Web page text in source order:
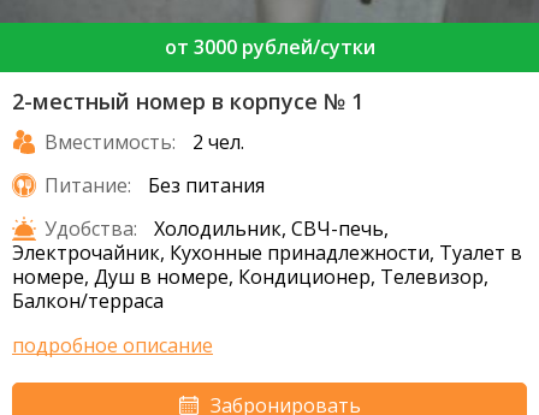
от 3000 рублей/сутки
2-местный номер в корпусе № 1
Вместимость:
2 чел.
Питание:
Без питания
Удобства:
Холодильник, СВЧ-печь,
Электрочайник, Кухонные принадлежности, Туалет в
номере, Душ в номере, Кондиционер, Телевизор,
Балкон/терраса
подробное описание
Забронировать